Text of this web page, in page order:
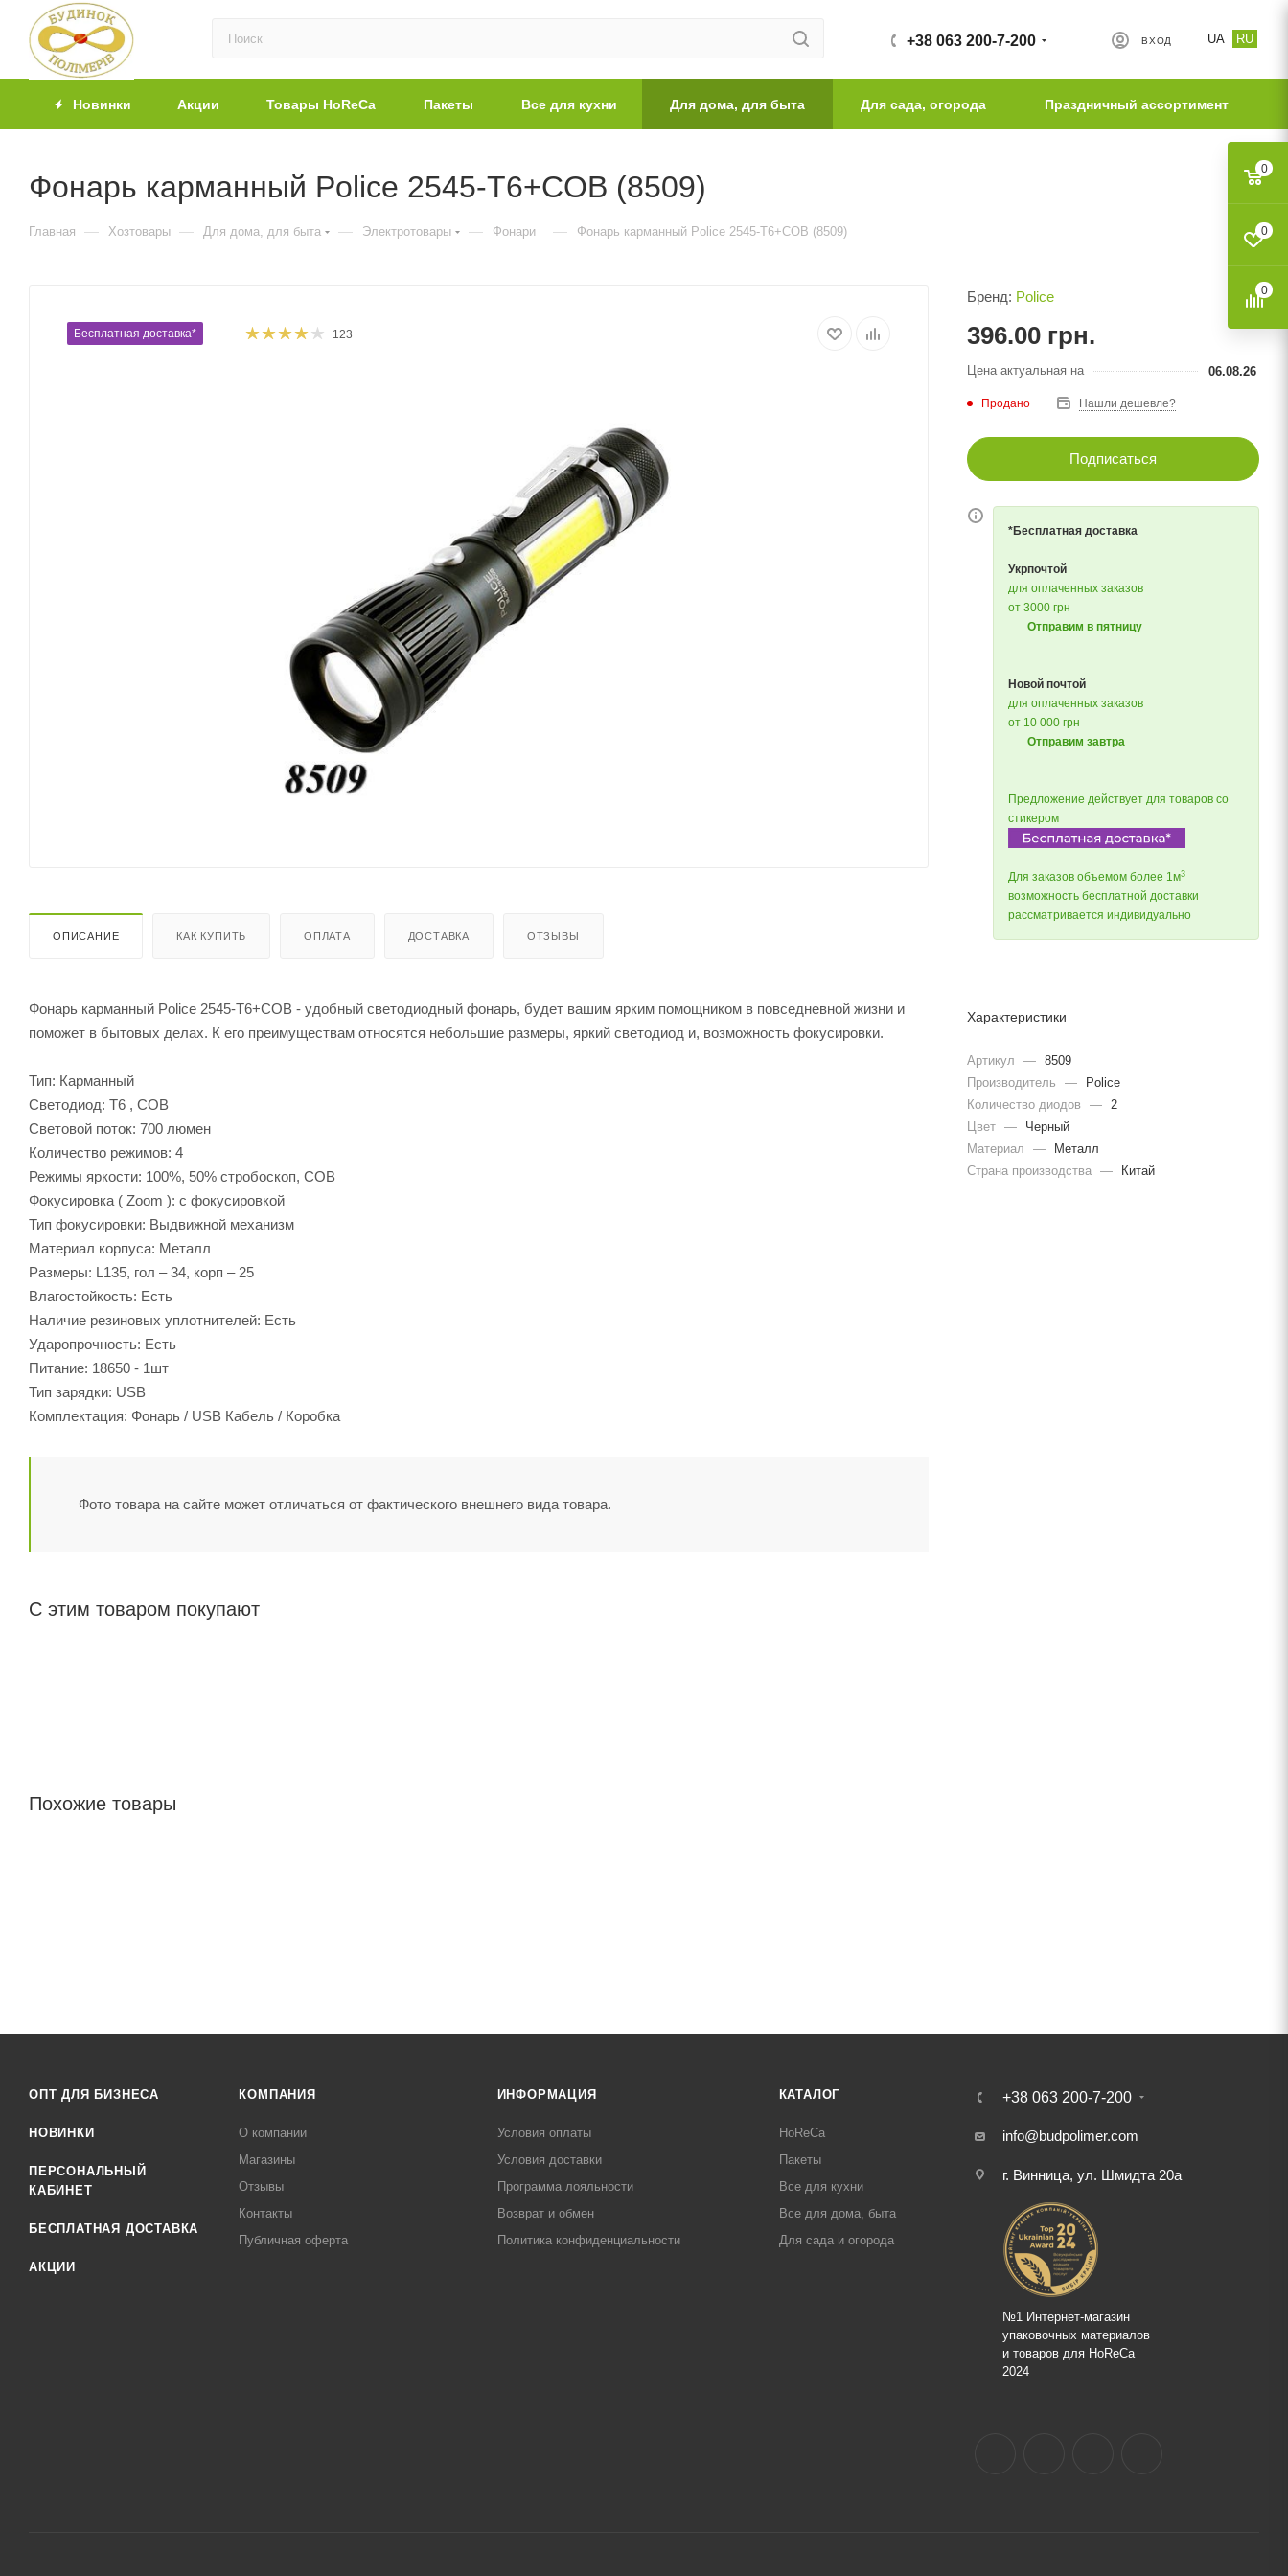
UA RU
ВХОД
+38 063 200-7-200
Новинки Акции Товары HoReCa Пакеты Все для кухни Для дома, для быта Для сада, огорода Праздничный ассортимент
Фонарь карманный Police 2545-T6+COB (8509)
Главная — Хозтовары — Для дома, для быта — Электротовары — Фонари — Фонарь карманный Police 2545-T6+COB (8509)
Бесплатная доставка* 123
ОПИСАНИЕ КАК КУПИТЬ ОПЛАТА ДОСТАВКА ОТЗЫВЫ
Фонарь карманный Police 2545-T6+COB - удобный светодиодный фонарь, будет вашим ярким помощником в повседневной жизни и
поможет в бытовых делах. К его преимуществам относятся небольшие размеры, яркий светодиод и, возможность фокусировки.
Тип: Карманный
Светодиод: T6 , COB
Световой поток: 700 люмен
Количество режимов: 4
Режимы яркости: 100%, 50% стробоскоп, COB
Фокусировка ( Zoom ): с фокусировкой
Тип фокусировки: Выдвижной механизм
Материал корпуса: Металл
Размеры: L135, гол – 34, корп – 25
Влагостойкость: Есть
Наличие резиновых уплотнителей: Есть
Ударопрочность: Есть
Питание: 18650 - 1шт
Тип зарядки: USB
Комплектация: Фонарь / USB Кабель / Коробка
Фото товара на сайте может отличаться от фактического внешнего вида товара.
С этим товаром покупают
Похожие товары
Бренд: Police
396.00 грн.
Цена актуальная на 06.08.26
Продано Нашли дешевле?
Подписаться
*Бесплатная доставка
Укрпочтой
для оплаченных заказов
от 3000 грн
Отправим в пятницу
Новой почтой
для оплаченных заказов
от 10 000 грн
Отправим завтра
Предложение действует для товаров со
стикером
Для заказов объемом более 1м3
возможность бесплатной доставки
рассматривается индивидуально
Характеристики
Артикул — 8509
Производитель
—
Police
Количество диодов
—
2
Цвет —
Черный
Материал
—
Металл
Страна производства — Китай
ОПТ ДЛЯ БИЗНЕСА
НОВИНКИ
ПЕРСОНАЛЬНЫЙ
КАБИНЕТ
БЕСПЛАТНАЯ ДОСТАВКА
АКЦИИ
КОМПАНИЯ
О компании
Магазины
Отзывы
Контакты
Публичная оферта
ИНФОРМАЦИЯ
Условия оплаты
Условия доставки
Программа лояльности
Возврат и обмен
Политика конфиденциальности
КАТАЛОГ
HoReCa
Пакеты
Все для кухни
Все для дома, быта
Для сада и огорода
+38 063 200-7-200
info@budpolimer.com
г. Винница, ул. Шмидта 20а
№1 Интернет-магазин
упаковочных материалов
и товаров для HoReCa
2024
0
0
0